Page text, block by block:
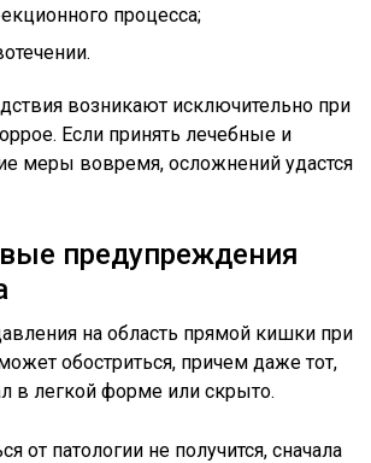
процесса;
возникают исключительно при
Если принять лечебные и
меры вовремя, осложнений удастся
предупреждения
на область прямой кишки при
обостриться, причем даже тот,
в легкой форме или скрыто.
от патологии не получится, сначала